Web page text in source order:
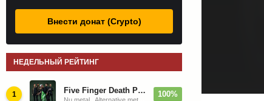
Внести донат (Crypto)
НЕДЕЛЬНЫЙ РЕЙТИНГ
1 Five Finger Death Punch - Дискография (2008-2026) 100%